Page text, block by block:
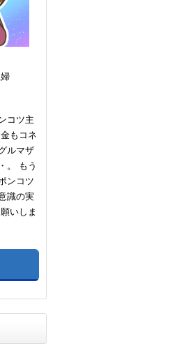
コツ主
もコネ
ルマザ
。 もう
ンコツ
識の実
いしま